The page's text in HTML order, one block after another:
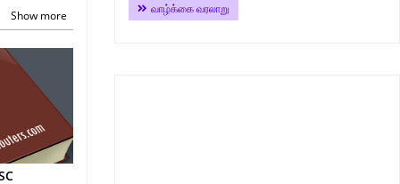
Show more
வாழ்க்கை வரலாறு